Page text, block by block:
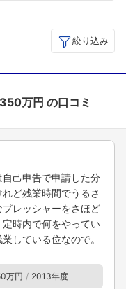
絞り込み
万円 の口コミ
己申告で申請した分
ど残業時間でうるさ
レッシャーをさほど
時内で何をやってい
している位なので。
万円 2013年度